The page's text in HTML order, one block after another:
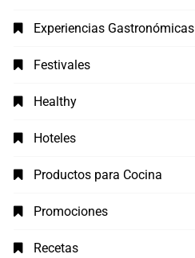
Experiencias Gastronómicas
Festivales
Healthy
Hoteles
Productos para Cocina
Promociones
Recetas